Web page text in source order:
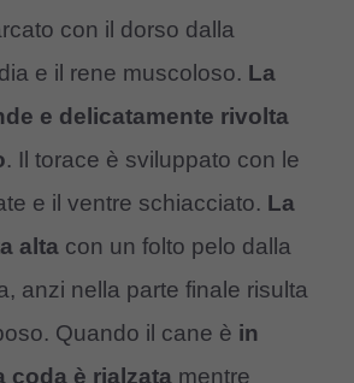
con il dorso dalla
e il rene muscoloso. La
e delicatamente rivolta
. Il torace è sviluppato con le
e il ventre schiacciato. La
alta con un folto pelo dalla
anzi nella parte finale risulta
Quando il cane è in
coda è rialzata mentre